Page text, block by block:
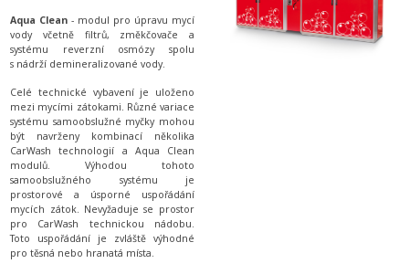
Aqua Clean - modul pro úpravu mycí
vody včetně filtrů, změkčovače a
systému reverzní osmózy spolu
s nádrží demineralizované vody.
Celé technické vybavení je uloženo
mezi mycími zátokami. Různé variace
systému samoobslužné myčky mohou
být navrženy kombinací několika
CarWash technologií a Aqua Clean
modulů. Výhodou tohoto
samoobslužného systému je
prostorové a úsporné uspořádání
mycích zátok. Nevyžaduje se prostor
pro CarWash technickou nádobu.
Toto uspořádání je zvláště výhodné
pro těsná nebo hranatá místa.